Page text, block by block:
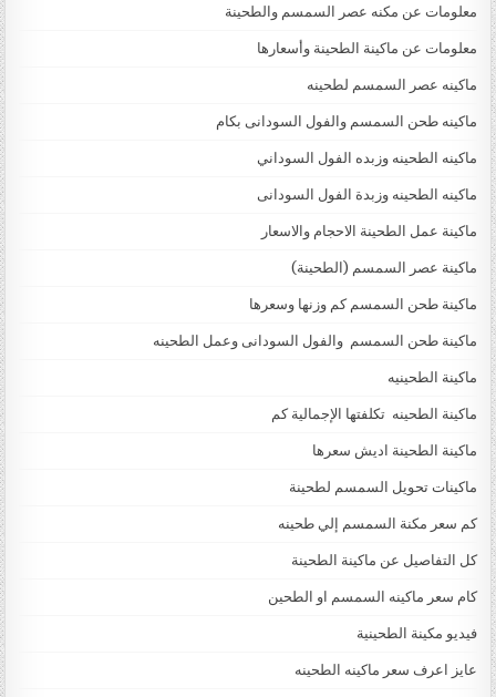
معلومات عن مكنه عصر السمسم والطحينة
معلومات عن ماكينة الطحينة وأسعارها
ماكينه عصر السمسم لطحينه
ماكينه طحن السمسم والفول السودانى بكام
ماكينه الطحينه وزبده الفول السوداني
ماكينه الطحينه وزبدة الفول السودانى
ماكينة عمل الطحينة الاحجام والاسعار
ماكينة عصر السمسم (الطحينة)
ماكينة طحن السمسم كم وزنها وسعرها
ماكينة طحن السمسم والفول السودانى وعمل الطحينه
ماكينة الطحينيه
ماكينة الطحينه تكلفتها الإجمالية كم
ماكينة الطحينة اديش سعرها
ماكينات تحويل السمسم لطحينة
كم سعر مكنة السمسم إلي طحينه
كل التفاصيل عن ماكينة الطحينة
كام سعر ماكينه السمسم او الطحين
فيديو مكينة الطحينية
عايز اعرف سعر ماكينه الطحينه